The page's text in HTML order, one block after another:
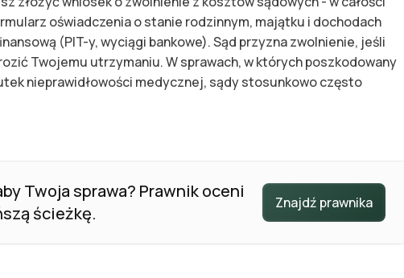
oświadczenia o stanie rodzinnym, majątku i dochodach
(PIT-y, wyciągi bankowe). Sąd przyzna zwolnienie, jeśli
Twojemu utrzymaniu. W sprawach, w których poszkodowany
nieprawidłowości medycznej, sądy stosunkowo często
Twoja sprawa? Prawnik oceni
ścieżkę.
Znajdź prawnika